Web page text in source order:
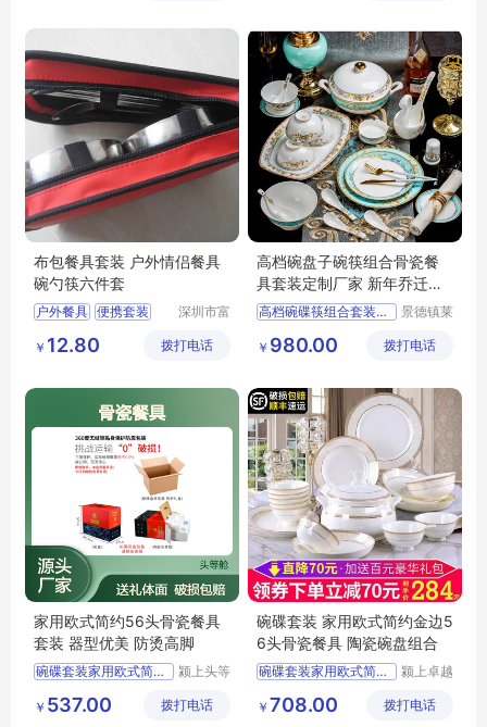
主通道地毯
布包餐具套装 户外情侣餐具
碗勺筷六件套
户外餐具 便携套装
深圳市富
制品有限
￥ 12.80 拨打电话
高档碗盘子碗筷组合骨瓷餐
具套装定制厂家 新年乔迁礼
品
高档碗碟筷组合套装餐具套装
新年乔迁礼品餐具价格
景德镇高温陶瓷餐具
景德镇莱
限公司
￥ 980.00 拨打电话
家用欧式简约56头骨瓷餐具
套装 器型优美 防烫高脚
碗碟套装家用欧式简约金
颍上头等
展有限公
￥ 537.00 拨打电话
碗碟套装 家用欧式简约金边5
6头骨瓷餐具 陶瓷碗盘组合
碗碟套装家用欧式简约金
颍上卓越
有限公司
￥ 708.00 拨打电话